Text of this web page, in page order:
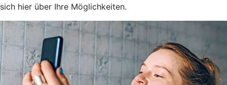
sich hier über Ihre Möglichkeiten.